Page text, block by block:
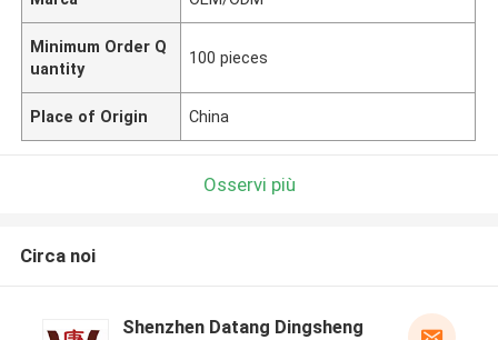
Minimum Order Q
uantity
100 pieces
Place of Origin China
Osservi più
Circa noi
Shenzhen Datang Dingsheng